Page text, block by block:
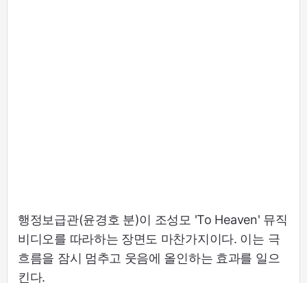
행정보급관(윤경호 분)이 조성모 'To Heaven' 뮤직
비디오를 따라하는 장면도 마찬가지이다. 이는 극
흐름을 잠시 멈추고 웃음에 올인하는 효과를 일으
킨다.